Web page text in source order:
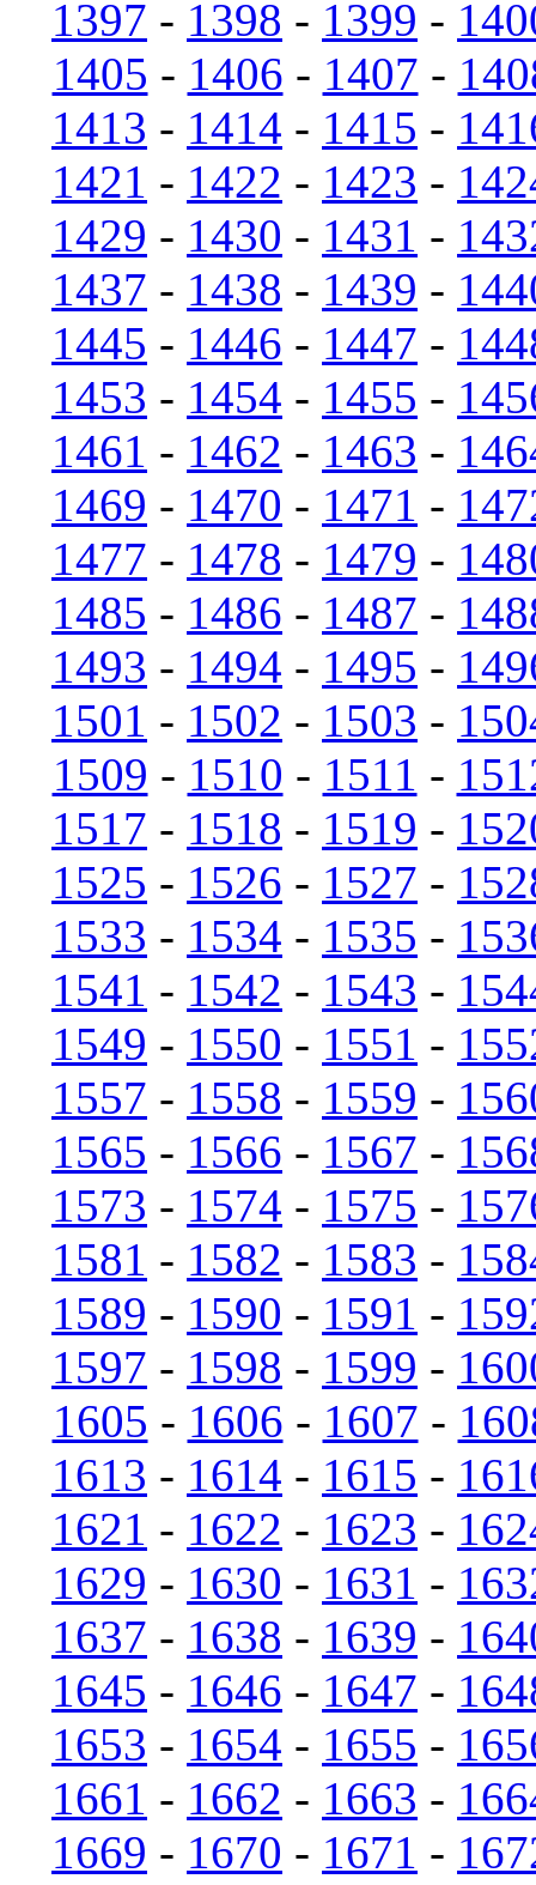
1397 - 1398 - 1399 -
1405 - 1406 - 1407 -
1413 - 1414 - 1415 -
1421 - 1422 - 1423 -
1429 - 1430 - 1431 -
1437 - 1438 - 1439 -
1445 - 1446 - 1447 -
1453 - 1454 - 1455 -
1461 - 1462 - 1463 -
1469 - 1470 - 1471 -
1477 - 1478 - 1479 -
1485 - 1486 - 1487 -
1493 - 1494 - 1495 -
1501 - 1502 - 1503 -
1509 - 1510 - 1511 -
1517 - 1518 - 1519 -
1525 - 1526 - 1527 -
1533 - 1534 - 1535 -
1541 - 1542 - 1543 -
1549 - 1550 - 1551 -
1557 - 1558 - 1559 -
1565 - 1566 - 1567 -
1573 - 1574 - 1575 -
1581 - 1582 - 1583 -
1589 - 1590 - 1591 -
1597 - 1598 - 1599 -
1605 - 1606 - 1607 -
1613 - 1614 - 1615 -
1621 - 1622 - 1623 -
1629 - 1630 - 1631 -
1637 - 1638 - 1639 -
1645 - 1646 - 1647 -
1653 - 1654 - 1655 -
1661 - 1662 - 1663 -
1669 - 1670 - 1671 -